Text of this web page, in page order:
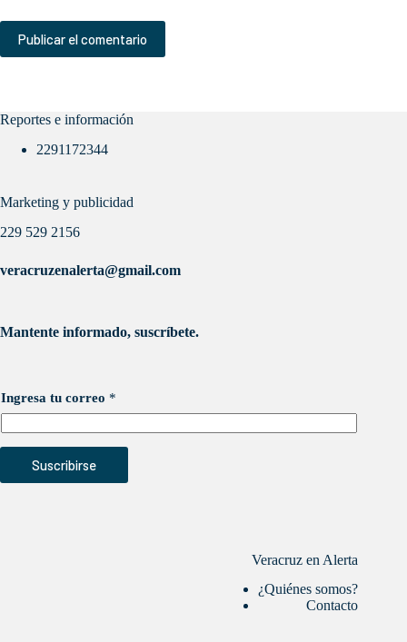
Publicar el comentario
Reportes e información
2291172344
Marketing y publicidad
229 529 2156
veracruzenalerta@gmail.com
Mantente informado, suscríbete.
Ingresa tu correo *
Suscribirse
Veracruz en Alerta
¿Quiénes somos?
Contacto